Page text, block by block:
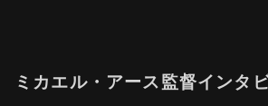
ミカエル・アース監督インタ